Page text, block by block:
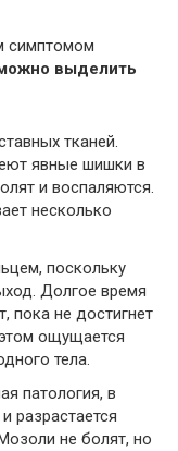
симптомом
выделить
тканей.
явные шишки в
и воспаляются.
несколько
поскольку
Долгое время
пока не достигнет
ощущается
тела.
патология, в
разрастается
не болят, но